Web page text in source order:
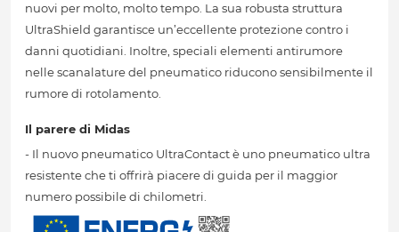
nuovi per molto, molto tempo. La sua robusta struttura
UltraShield garantisce un’eccellente protezione contro i
danni quotidiani. Inoltre, speciali elementi antirumore
nelle scanalature del pneumatico riducono sensibilmente il
rumore di rotolamento.
Il parere di Midas
- Il nuovo pneumatico UltraContact è uno pneumatico ultra
resistente che ti offrirà piacere di guida per il maggior
numero possibile di chilometri.